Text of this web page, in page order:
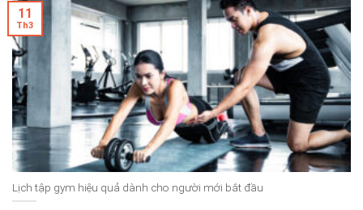
Lịch tập gym hiệu quả dành cho người mới bắt đầu
11
Th3